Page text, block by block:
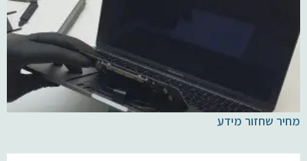
מחיר שחזור מידע